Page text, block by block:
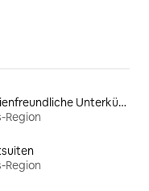
Familienfreundliche Unterkünfte
Region
Region